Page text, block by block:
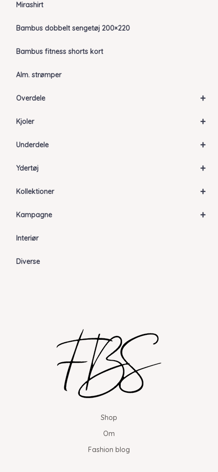
Mirashirt
Bambus dobbelt sengetøj 200×220
Bambus fitness shorts kort
Alm. strømper
+
Overdele
+
Kjoler
+
Underdele
+
Ydertøj
+
Kollektioner
+
Kampagne
Interiør
Diverse
Shop
Om
Fashion blog